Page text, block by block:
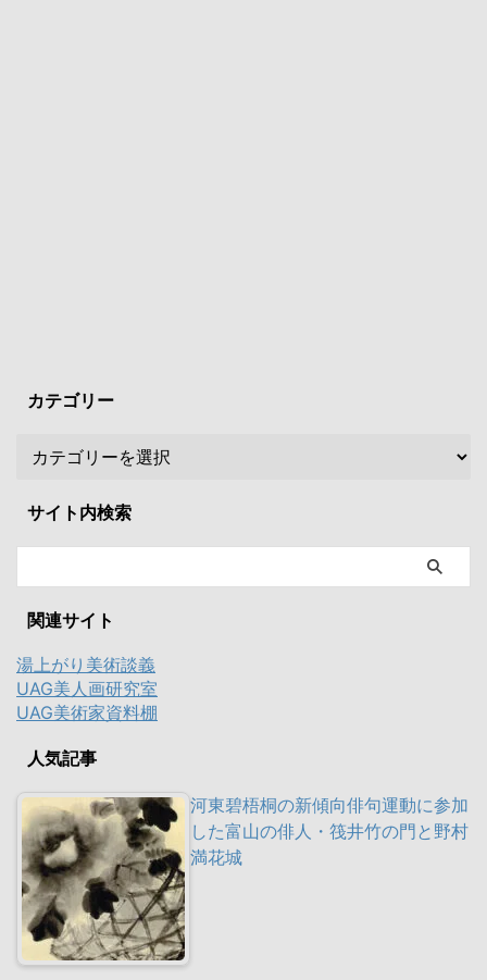
カテゴリー
サイト内検索
関連サイト
湯上がり美術談義
UAG美人画研究室
UAG美術家資料棚
人気記事
河東碧梧桐の新傾向俳句運動に参加
した富山の俳人・筏井竹の門と野村
満花城